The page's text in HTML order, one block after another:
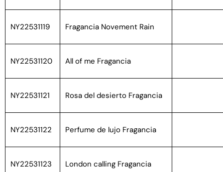
NY22531119 Fragancia Novement Rain
NY22531120 All of me Fragancia
NY22531121 Rosa del desierto Fragancia
NY22531122 Perfume de lujo Fragancia
NY22531123 London calling Fragancia